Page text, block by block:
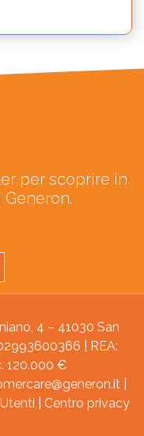
per scoprire in
4 – 41030 San
| REA:
120.000 €
Centro privacy